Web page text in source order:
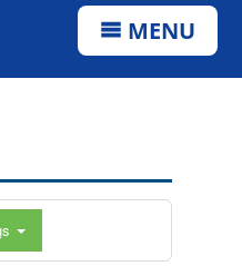
MENU